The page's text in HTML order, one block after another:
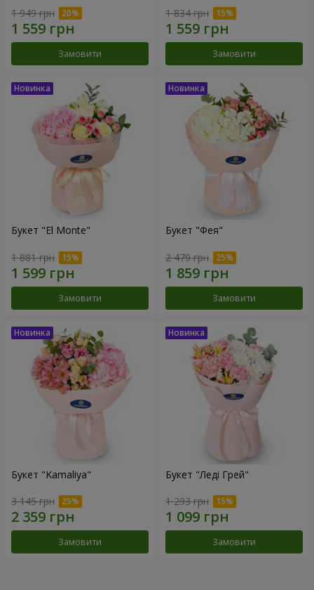
1 949 грн
Замовити
1 834 грн
Замовити
Букет "El Monte"
1 881 грн
Замовити
Букет "Фея"
2 479 грн
Замовити
Букет "Kamaliya"
3 145 грн
Замовити
Букет "Леді Грей"
1 293 грн
Замовити